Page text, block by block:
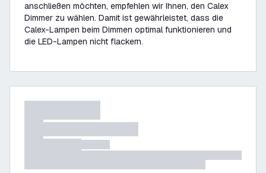
anschließen möchten, empfehlen wir Ihnen, den Calex
Dimmer zu wählen. Damit ist gewährleistet, dass die
Calex-Lampen beim Dimmen optimal funktionieren und
die LED-Lampen nicht flackern.